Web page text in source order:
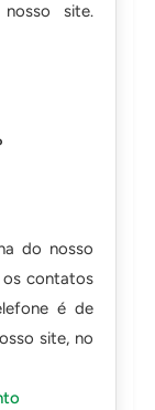
site.
do nosso
os contatos
é de
site, no